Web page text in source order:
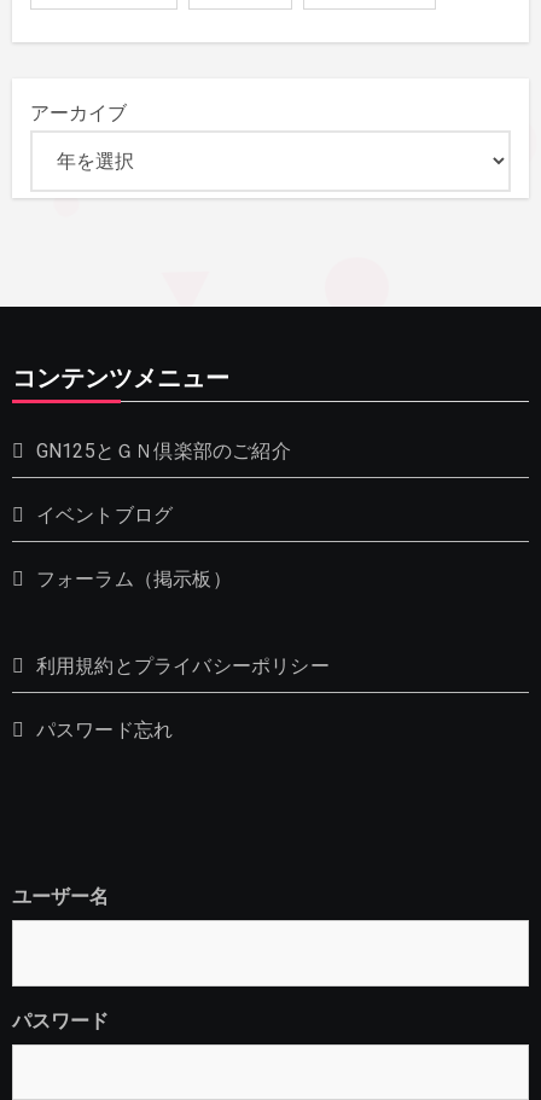
アーカイブ
コンテンツメニュー
GN125とＧＮ倶楽部のご紹介
イベントブログ
フォーラム（掲示板）
利用規約とプライバシーポリシー
パスワード忘れ
ユーザー名
パスワード